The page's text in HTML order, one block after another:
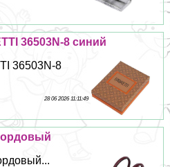
36503N-8 синий
36503N-8
28 06 2026 11:11:49